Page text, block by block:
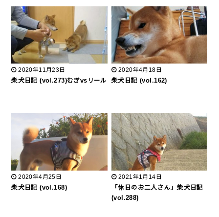
2020年11月23日
柴犬日記 (vol.273)むぎvsリール
2020年4月18日
柴犬日記 (vol.162)
2020年4月25日
柴犬日記 (vol.168)
2021年1月14日
「休日のお二人さん」柴犬日記
(vol.288)